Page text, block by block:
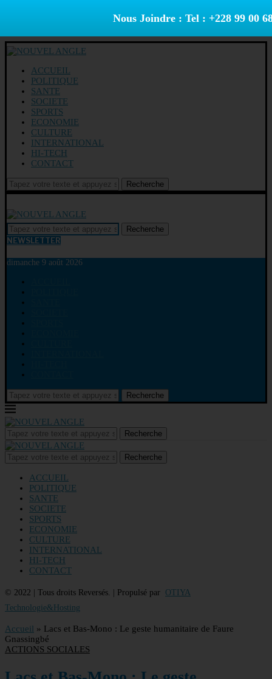
Nous Joindre : Tel : +228 99 00
ACCUEIL
POLITIQUE
SANTE
SOCIETE
SPORTS
ECONOMIE
CULTURE
INTERNATIONAL
HI-TECH
CONTACT
Recherche
Recherche
NEWSLETTER
dimanche 9 août 2026
Recherche
Recherche
Recherche
ACCUEIL
POLITIQUE
SANTE
SOCIETE
SPORTS
ECONOMIE
CULTURE
INTERNATIONAL
HI-TECH
CONTACT
© 2022 | Tous droits Reversés. | Propulsé par OTIYA
Technologie&Hosting
Accueil » Lacs et Bas-Mono : Le geste humanitaire de Faure
Gnassingbé
ACTIONS SOCIALES